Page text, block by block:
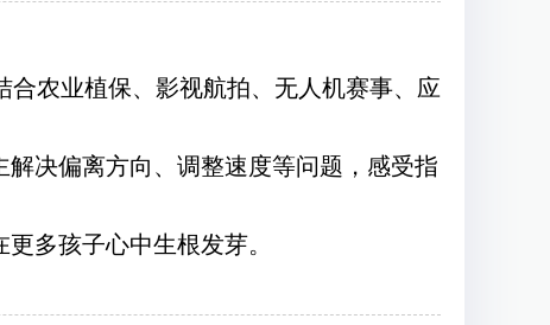
农业植保、影视航拍、无人机赛事、应
决偏离方向、调整速度等问题，感受指
多孩子心中生根发芽。